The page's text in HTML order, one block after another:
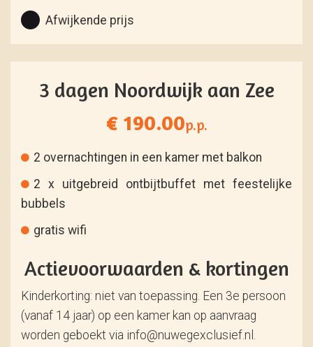
Afwijkende prijs
3 dagen Noordwijk aan Zee
€ 190.00p.p.
2 overnachtingen in een kamer met balkon
2 x uitgebreid ontbijtbuffet met feestelijke
bubbels
gratis wifi
Actievoorwaarden & kortingen
Kinderkorting: niet van toepassing. Een 3e persoon
(vanaf 14 jaar) op een kamer kan op aanvraag
worden geboekt via info@nuwegexclusief.nl.